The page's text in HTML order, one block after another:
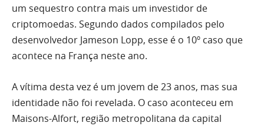
um sequestro contra mais um investidor de
criptomoedas. Segundo dados compilados pelo
desenvolvedor Jameson Lopp, esse é o 10º caso que
acontece na França neste ano.
A vítima desta vez é um jovem de 23 anos, mas sua
identidade não foi revelada. O caso aconteceu em
Maisons-Alfort, região metropolitana da capital